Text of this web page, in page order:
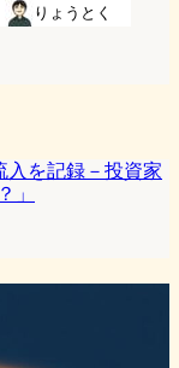
りょうとく
入を記録－投資家
」